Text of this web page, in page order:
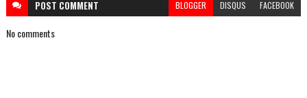
POST COMMENT BLOGGER DISQUS FACEBOOK
No comments